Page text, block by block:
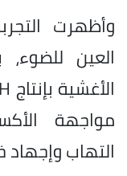
وأظهرت
العين
مواجهة
التهاب